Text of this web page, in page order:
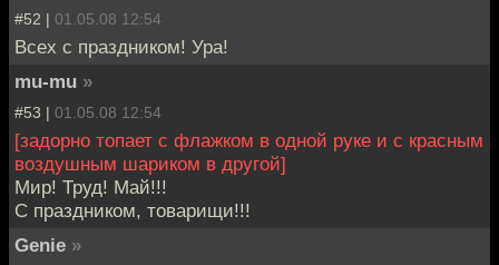
#52 | 01.05.08 12:54
Всех с праздником! Ура!
mu-mu »
#53 | 01.05.08 12:54
[задорно топает с флажком в одной руке и с красным
воздушным шариком в другой]
Мир! Труд! Май!!!
С праздником, товарищи!!!
Genie »